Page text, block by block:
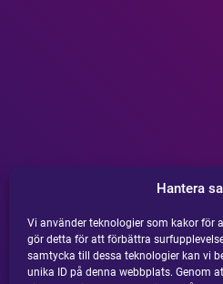
Hantera
Vi använder teknologier som kakor
gör detta för att förbättra
samtycka till dessa teknologier kan vi
unika ID på denna webbplats. Genom